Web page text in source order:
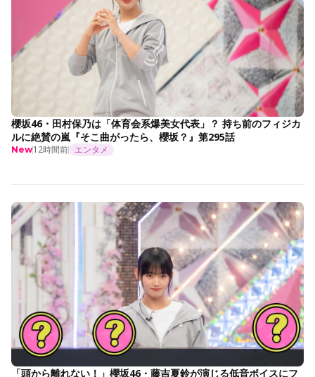
櫻坂46・田村保乃は「体育会系爆美女代表」？ 持ち前のフィジカ
ルに絶賛の嵐『そこ曲がったら、櫻坂？』第295話
New12時間前 エンタメ
「頭から離れない！」櫻坂46・藤吉夏鈴が演じる低音ボイスにフ